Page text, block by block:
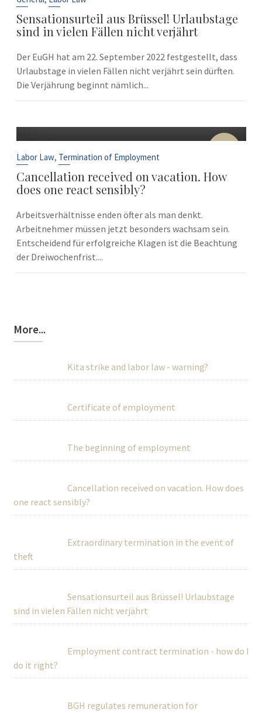
Sensationsurteil aus Brüssel! Urlaubstage
sind in vielen Fällen nicht verjährt
Der EuGH hat am 22. September 2022 festgestellt, dass
Urlaubstage in vielen Fällen nicht verjährt sein dürften.
Die Verjährung beginnt nämlich...
10
Labor Law, Termination of Employment
Cancellation received on vacation. How
does one react sensibly?
Arbeitsverhältnisse enden öfter als man denkt.
Arbeitnehmer müssen jetzt besonders wachsam sein.
Entscheidend für erfolgreiche Klagen ist die Beachtung
der Dreiwochenfrist....
More...
Kita strike and labor law - warning?
Certificate of employment
The beginning of employment
Cancellation received on vacation. How does
one react sensibly?
Extraordinary termination in the event of
theft
Sensationsurteil aus Brüssel! Urlaubstage
sind in vielen Fällen nicht verjährt
Employment contract termination - how do I
do it right?
BGH regulates remuneration for